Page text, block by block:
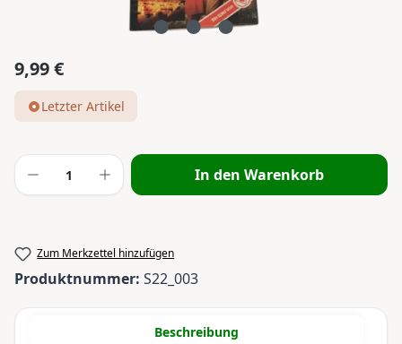
Regulärer Preis:
9,99 €
Letzter Artikel
Produkt Anzahl: Gib den gewünschten
In den Warenkorb
Zum Merkzettel hinzufügen
Produktnummer: S22_003
Beschreibung